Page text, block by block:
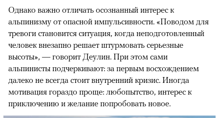
Однако важно отличать осознанный интерес к
альпинизму от опасной импульсивности. «Поводом для
тревоги становится ситуация, когда неподготовленный
человек внезапно решает штурмовать серьезные
высоты», — говорит Деулин. При этом сами
альпинисты подчеркивают: за первым восхождением
далеко не всегда стоит внутренний кризис. Иногда
мотивация гораздо проще: любопытство, интерес к
приключению и желание попробовать новое.